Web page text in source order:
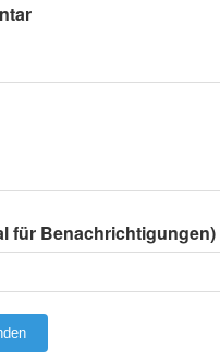
für Benachrichtigungen)